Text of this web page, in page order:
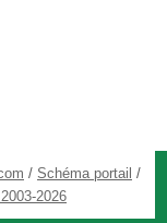
/ Schéma portail /
2026